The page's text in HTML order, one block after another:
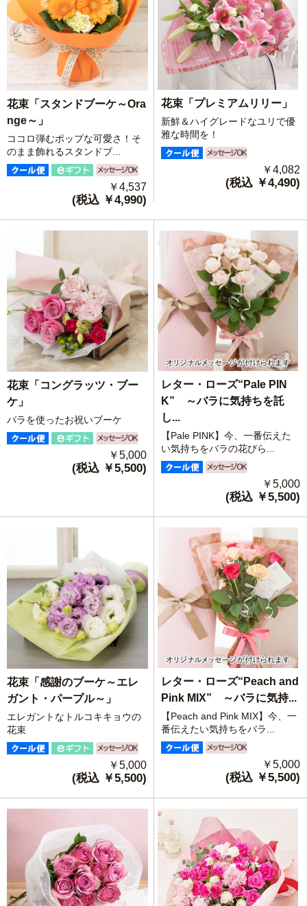
花束「スタンドブーケ～Ora
nge～」
ココロ弾むポップな可愛さ！そ
のまま飾れるスタンドブ...
￥4,537
(税込 ￥4,990)
花束「プレミアムリリー」
新鮮＆ハイグレードなユリで優
雅な時間を！
￥4,082
(税込 ￥4,490)
花束「コングラッツ・ブー
ケ」
バラを使ったお祝いブーケ
￥5,000
(税込 ￥5,500)
レター・ローズ“Pale PIN
K” ～バラに気持ちを託
し...
【Pale PINK】今、一番伝えた
い気持ちをバラの花びら...
￥5,000
(税込 ￥5,500)
花束「感謝のブーケ～エレ
ガント・パープル～」
エレガントなトルコキキョウの
花束
￥5,000
(税込 ￥5,500)
レター・ローズ“Peach and
Pink MIX” ～バラに気持...
【Peach and Pink MIX】今、一
番伝えたい気持ちをバラ...
￥5,000
(税込 ￥5,500)